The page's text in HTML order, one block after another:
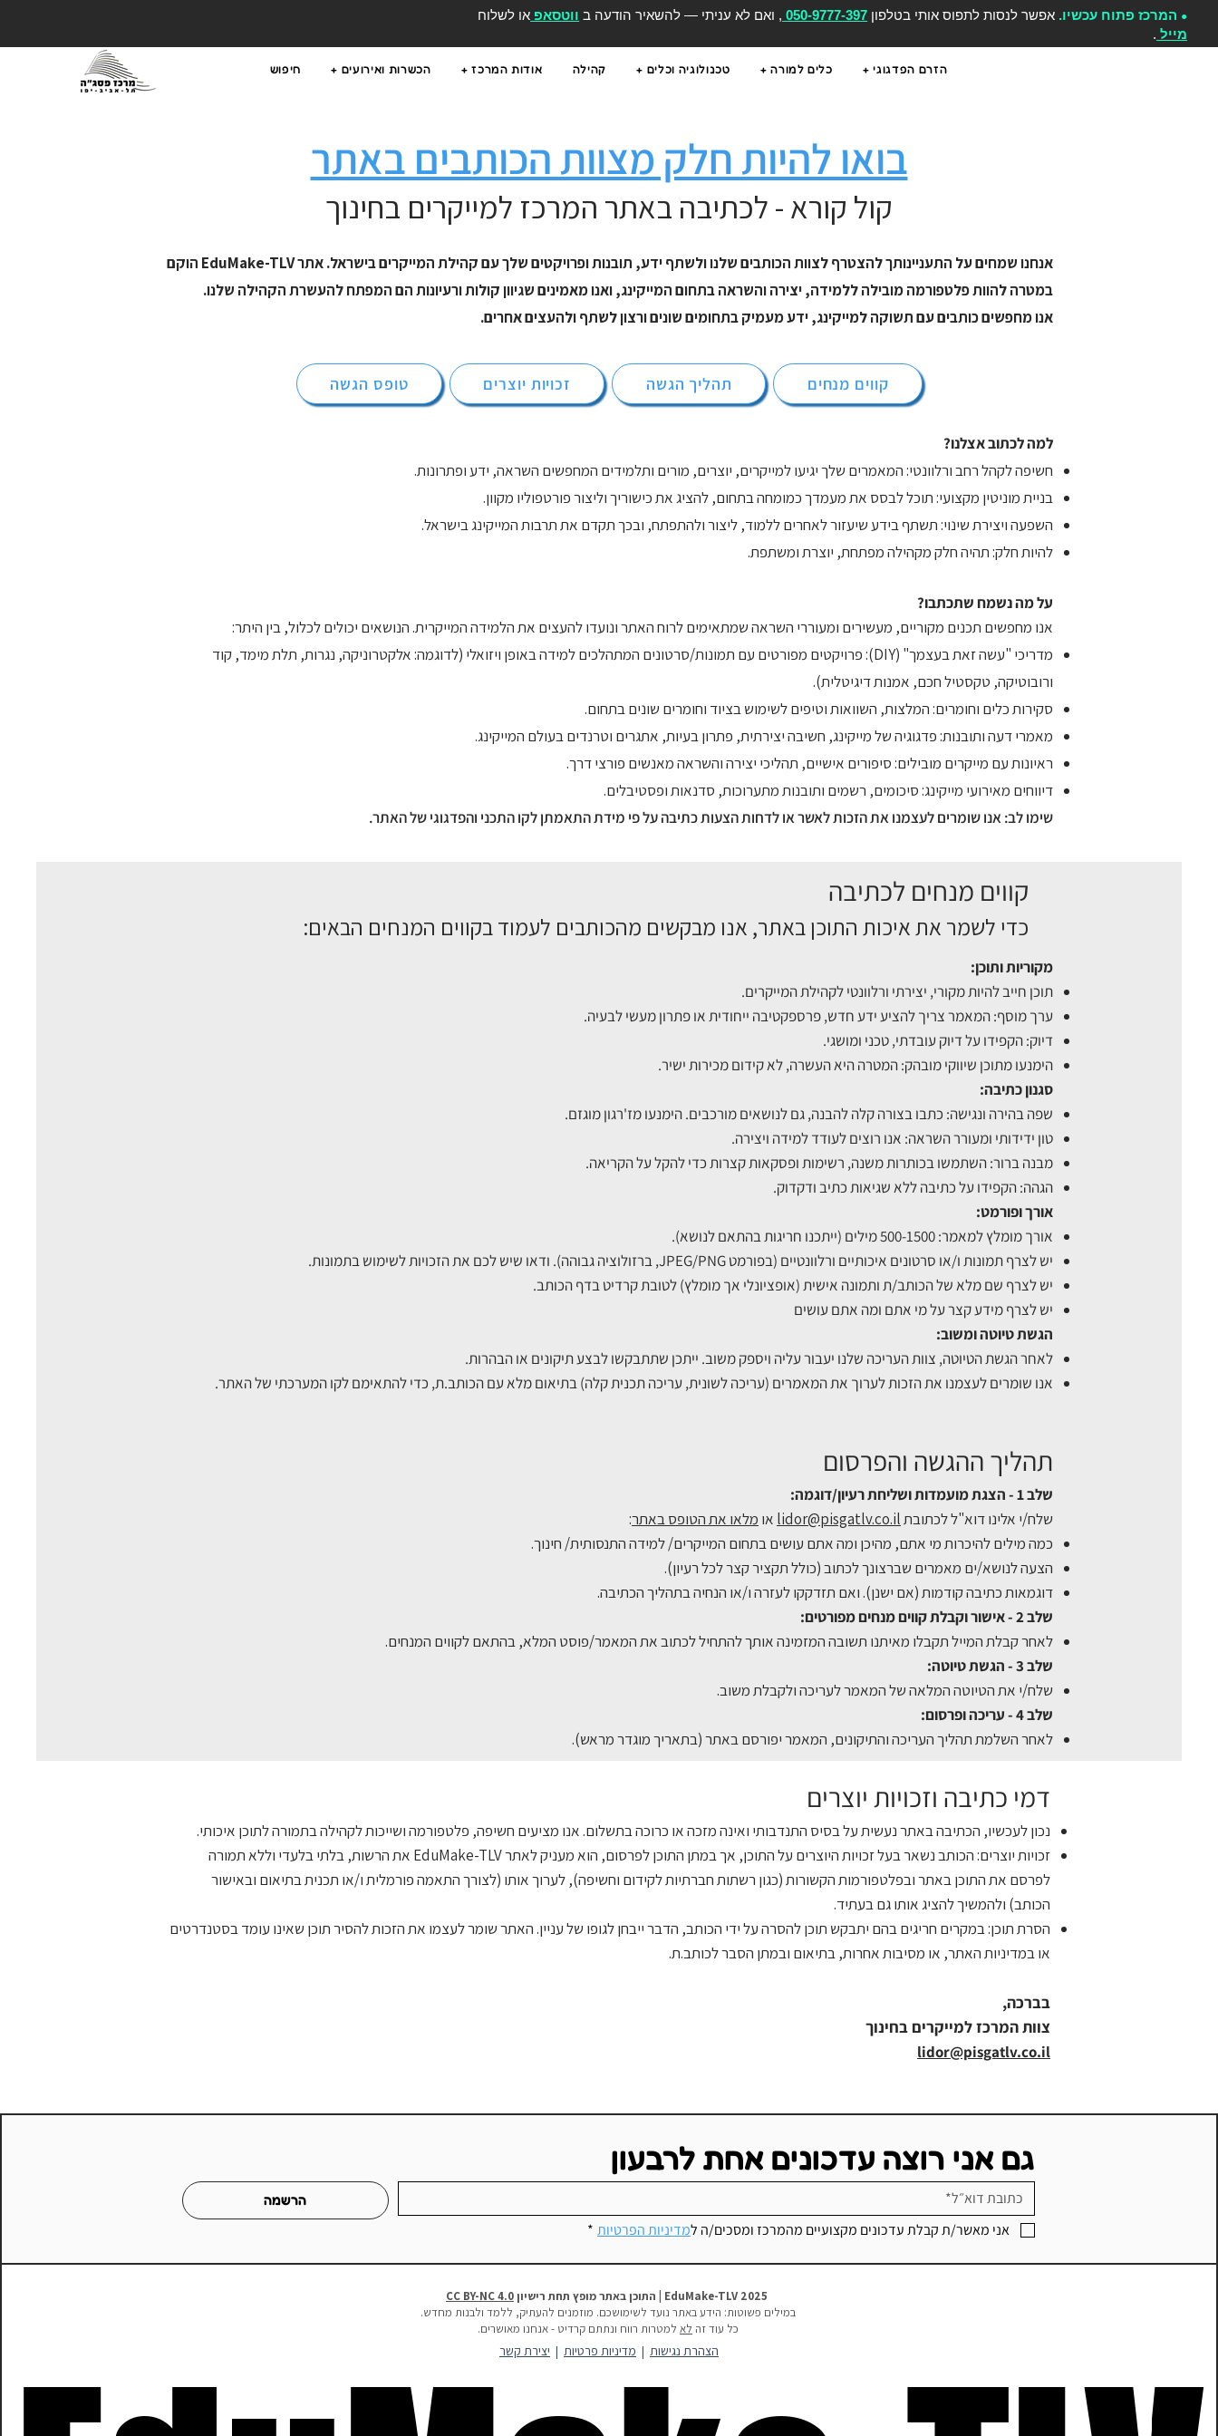
● המרכז פתוח עכשיו. אפשר לנסות לתפוס אותי בטלפון 050-9777-397 , ואם לא עניתי — להשאיר הודעה ב ווטסאפ או לשלוח
מייל .
הזרם הפדגוגי + כלים למורה + טכנולוגיה וכלים + קהילה אודות המרכז + הכשרות ואירועים + חיפוש
בואו להיות חלק מצוות הכותבים באתר
קול קורא - לכתיבה באתר המרכז למייקרים בחינוך
אנחנו שמחים על התעניינותך להצטרף לצוות הכותבים שלנו ולשתף ידע, תובנות ופרויקטים שלך עם קהילת המייקרים בישראל. אתר EduMake-TLV הוקם
במטרה להוות פלטפורמה מובילה ללמידה, יצירה והשראה בתחום המייקינג, ואנו מאמינים שגיוון קולות ורעיונות הם המפתח להעשרת הקהילה שלנו.
אנו מחפשים כותבים עם תשוקה למייקינג, ידע מעמיק בתחומים שונים ורצון לשתף ולהעצים אחרים.
קווים מנחים תהליך הגשה זכויות יוצרים טופס הגשה
למה לכתוב אצלנו?
חשיפה לקהל רחב ורלוונטי: המאמרים שלך יגיעו למייקרים, יוצרים, מורים ותלמידים המחפשים השראה, ידע ופתרונות.
בניית מוניטין מקצועי: תוכל לבסס את מעמדך כמומחה בתחום, להציג את כישוריך וליצור פורטפוליו מקוון.
השפעה ויצירת שינוי: תשתף בידע שיעזור לאחרים ללמוד, ליצור ולהתפתח, ובכך תקדם את תרבות המייקינג בישראל.
להיות חלק: תהיה חלק מקהילה מפתחת, יוצרת ומשתפת.
על מה נשמח שתכתבו?
אנו מחפשים תכנים מקוריים, מעשירים ומעוררי השראה שמתאימים לרוח האתר ונועדו להעצים את הלמידה המייקרית. הנושאים יכולים לכלול, בין היתר:
מדריכי "עשה זאת בעצמך" (DIY): פרויקטים מפורטים עם תמונות/סרטונים המתהלכים למידה באופן ויזואלי (לדוגמה: אלקטרוניקה, נגרות, תלת מימד, קוד
ורובוטיקה, טקסטיל חכם, אמנות דיגיטלית).
סקירות כלים וחומרים: המלצות, השוואות וטיפים לשימוש בציוד וחומרים שונים בתחום.
מאמרי דעה ותובנות: פדגוגיה של מייקינג, חשיבה יצירתית, פתרון בעיות, אתגרים וטרנדים בעולם המייקינג.
ראיונות עם מייקרים מובילים: סיפורים אישיים, תהליכי יצירה והשראה מאנשים פורצי דרך.
דיווחים מאירועי מייקינג: סיכומים, רשמים ותובנות מתערוכות, סדנאות ופסטיבלים.
שימו לב: אנו שומרים לעצמנו את הזכות לאשר או לדחות הצעות כתיבה על פי מידת התאמתן לקו התכני והפדגוגי של האתר.
קווים מנחים לכתיבה
כדי לשמר את איכות התוכן באתר, אנו מבקשים מהכותבים לעמוד בקווים המנחים הבאים:
מקוריות ותוכן:
תוכן חייב להיות מקורי, יצירתי ורלוונטי לקהילת המייקרים.
ערך מוסף: המאמר צריך להציע ידע חדש, פרספקטיבה ייחודית או פתרון מעשי לבעיה.
דיוק: הקפידו על דיוק עובדתי, טכני ומושגי.
הימנעו מתוכן שיווקי מובהק: המטרה היא העשרה, לא קידום מכירות ישיר.
סגנון כתיבה:
שפה בהירה ונגישה: כתבו בצורה קלה להבנה, גם לנושאים מורכבים. הימנעו מז'רגון מוגזם.
טון ידידותי ומעורר השראה: אנו רוצים לעודד למידה ויצירה.
מבנה ברור: השתמשו בכותרות משנה, רשימות ופסקאות קצרות כדי להקל על הקריאה.
הגהה: הקפידו על כתיבה ללא שגיאות כתיב ודקדוק.
אורך ופורמט:
אורך מומלץ למאמר: 500-1500 מילים (ייתכנו חריגות בהתאם לנושא).
יש לצרף תמונות ו/או סרטונים איכותיים ורלוונטיים (בפורמט JPEG/PNG, ברזולוציה גבוהה). ודאו שיש לכם את הזכויות לשימוש בתמונות.
יש לצרף שם מלא של הכותב/ת ותמונה אישית (אופציונלי אך מומלץ) לטובת קרדיט בדף הכותב.
יש לצרף מידע קצר על מי אתם ומה אתם עושים
הגשת טיוטה ומשוב:
לאחר הגשת הטיוטה, צוות העריכה שלנו יעבור עליה ויספק משוב. ייתכן שתתבקשו לבצע תיקונים או הבהרות.
אנו שומרים לעצמנו את הזכות לערוך את המאמרים (עריכה לשונית, עריכה תכנית קלה) בתיאום מלא עם הכותב.ת, כדי להתאימם לקו המערכתי של האתר.
תהליך ההגשה והפרסום
שלב 1 - הצגת מועמדות ושליחת רעיון/דוגמה:
שלח/י אלינו דוא"ל לכתובתlidor@pisgatlv.co.il או מלאו את הטופס באתר:
כמה מילים להיכרות מי אתם, מהיכן ומה אתם עושים בתחום המייקרים/ למידה התנסותית/ חינוך.
הצעה לנושא/ים מאמרים שברצונך לכתוב (כולל תקציר קצר לכל רעיון).
דוגמאות כתיבה קודמות (אם ישנן). ואם תזדקקו לעזרה ו/או הנחיה בתהליך הכתיבה.
שלב 2 - אישור וקבלת קווים מנחים מפורטים:
לאחר קבלת המייל תקבלו מאיתנו תשובה המזמינה אותך להתחיל לכתוב את המאמר/פוסט המלא, בהתאם לקווים המנחים.
שלב 3 - הגשת טיוטה:
שלח/י את הטיוטה המלאה של המאמר לעריכה ולקבלת משוב.
שלב 4 - עריכה ופרסום:
לאחר השלמת תהליך העריכה והתיקונים, המאמר יפורסם באתר (בתאריך מוגדר מראש).
דמי כתיבה וזכויות יוצרים
נכון לעכשיו, הכתיבה באתר נעשית על בסיס התנדבותי ואינה מזכה או כרוכה בתשלום. אנו מציעים חשיפה, פלטפורמה ושייכות לקהילה בתמורה לתוכן איכותי.
זכויות יוצרים: הכותב נשאר בעל זכויות היוצרים על התוכן, אך במתן התוכן לפרסום, הוא מעניק לאתר EduMake-TLV את הרשות, בלתי בלעדי וללא תמורה
לפרסם את התוכן באתר ובפלטפורמות הקשורות (כגון רשתות חברתיות לקידום וחשיפה), לערוך אותו (לצורך התאמה פורמלית ו/או תכנית בתיאום ובאישור
הכותב) ולהמשיך להציג אותו גם בעתיד.
הסרת תוכן: במקרים חריגים בהם יתבקש תוכן להסרה על ידי הכותב, הדבר ייבחן לגופו של עניין. האתר שומר לעצמו את הזכות להסיר תוכן שאינו עומד בסטנדרטים
או במדיניות האתר, או מסיבות אחרות, בתיאום ובמתן הסבר לכותב.ת.
בברכה,
צוות המרכז למייקרים בחינוך
lidor@pisgatlv.co.il
גם אני רוצה עדכונים אחת לרבעון
הרשמה
אני מאשר/ת קבלת עדכונים מקצועיים מהמרכז ומסכים/ה למדיניות הפרטיות *
CC BY-NC 4.0
במילים פשוטות: הידע באתר נועד לשימושכם. מוזמנים להעתיק, ללמד ולבנות מחדש.
כל עוד זה לא למטרות רווח ונתתם קרדיט - אנחנו מאושרים.
הצהרת נגישות | מדיניות פרטיות | יצירת קשר